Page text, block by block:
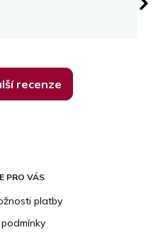
5 hvězdiček.
recenze
PRO VÁS
platby